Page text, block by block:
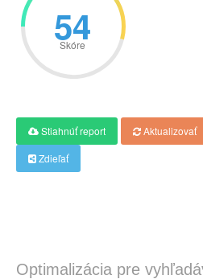
54
Skóre
Stiahnúť report Aktualizovať
Zdieľať
Optimalizácia pre